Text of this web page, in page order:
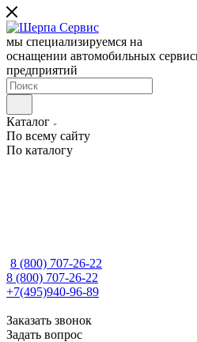
мы специализируемся на
оснащении автомобильных
предприятий
Каталог
По всему сайту
По каталогу
8 (800) 707-26-22
8 (800) 707-26-22
+7(495)940-96-89
Заказать звонок
Задать вопрос